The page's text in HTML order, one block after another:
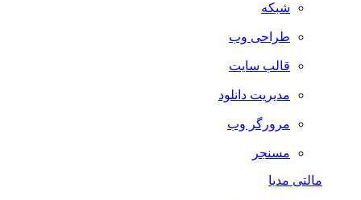
شبکه
طراحی وب
قالب سایت
مدیریت دانلود
مرورگر وب
مسنجر
مالتی مدیا